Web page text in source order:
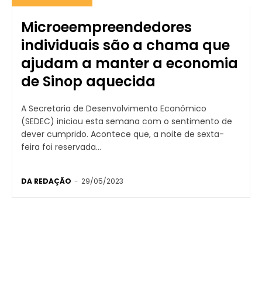
Microeempreendedores
individuais são a chama que
ajudam a manter a economia
de Sinop aquecida
A Secretaria de Desenvolvimento Econômico
(SEDEC) iniciou esta semana com o sentimento de
dever cumprido. Acontece que, a noite de sexta-
feira foi reservada...
DA REDAÇÃO - 29/05/2023